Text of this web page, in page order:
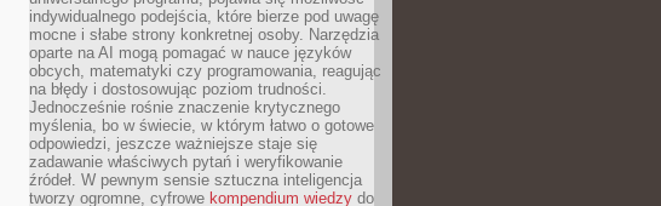
indywidualnego podejścia, które bierze pod uwagę
mocne i słabe strony konkretnej osoby. Narzędzia
oparte na AI mogą pomagać w nauce języków
obcych, matematyki czy programowania, reagując
na błędy i dostosowując poziom trudności.
Jednocześnie rośnie znaczenie krytycznego
myślenia, bo w świecie, w którym łatwo o gotowe
odpowiedzi, jeszcze ważniejsze staje się
zadawanie właściwych pytań i weryfikowanie
źródeł. W pewnym sensie sztuczna inteligencja
tworzy ogromne, cyfrowe kompendium wiedzy do